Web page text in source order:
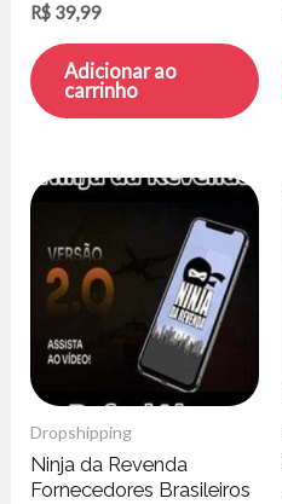
R$ 39,99
Adicionar ao
carrinho
Dropshipping
Ninja da Revenda
Fornecedores Brasileiros